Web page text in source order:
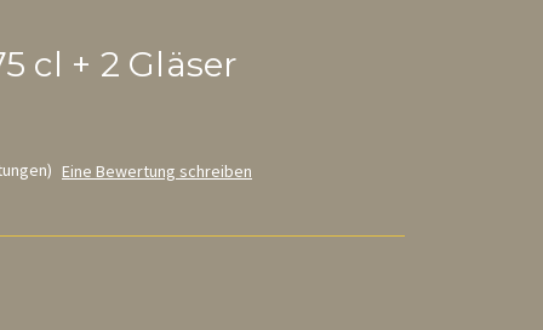
cl + 2 Gläser
Eine Bewertung schreiben